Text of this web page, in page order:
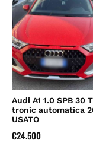
Audi A1 1.0 SPB 30
tronic automatica
USATO
€24.500